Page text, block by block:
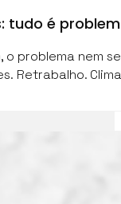
tudo é
o problema nem
Retrabalho.